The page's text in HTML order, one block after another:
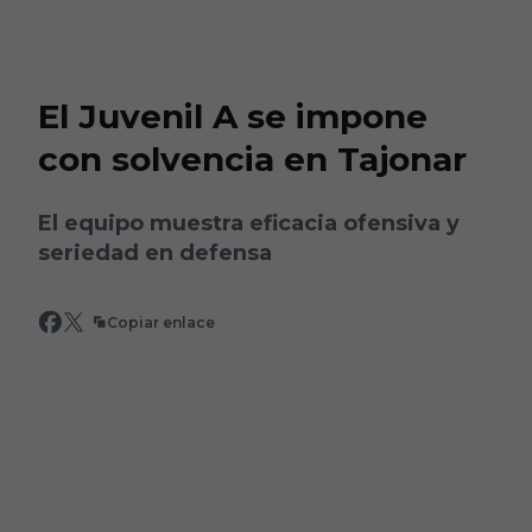
El Juvenil A se impone
con solvencia en Tajonar
El equipo muestra eficacia ofensiva y
seriedad en defensa
Copiar enlace